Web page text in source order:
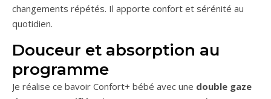
changements répétés. Il apporte confort et sérénité au
quotidien.
Douceur et absorption au
programme
Je réalise ce bavoir Confort+ bébé avec une double gaze